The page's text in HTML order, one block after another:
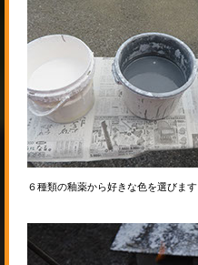
６種類の釉薬から好きな色を選びます